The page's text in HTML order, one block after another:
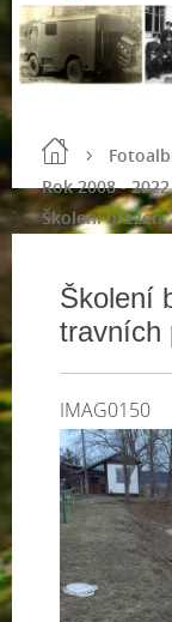
Rok 2008 - 2022
Školení březen
Školení
travních
IMAG0150